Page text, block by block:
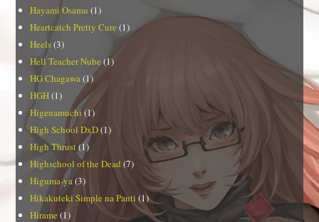
Hayami Osamu (1)
Heartcatch Pretty Cure (1)
Heels(3)
Hell Teacher Nube (1)
HG Chagawa(1)
HGH(1)
Higenamuchi(1)
High School DxD(1)
High Thrust(1)
Highschool of the Dead (7)
Higuma-ya(3)
Hikakuteki Simple na Panti (1)
Hirame (1)